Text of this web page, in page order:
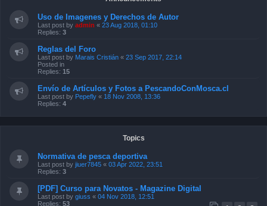
Uso de Imagenes y Derechos de Autor
Last post by admin « 23 Aug 2018, 01:10
Replies: 3
Reglas del Foro
Last post by Marais Cristián « 23 Sep 2017, 22:14
Posted in
Replies: 15
Envío de Artículos y Fotos a PescandoConMosca.cl
Last post by Pepefly « 18 Nov 2008, 13:36
Replies: 4
Topics
Normativa de pesca deportiva
Last post by jiuer7845 « 03 Apr 2022, 23:51
Replies: 3
[PDF] Curso para Novatos - Magazine Digital
Last post by giuss « 04 Nov 2018, 12:51
Replies: 53